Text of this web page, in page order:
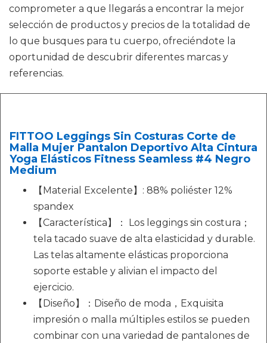
comprometer a que llegarás a encontrar la mejor
selección de productos y precios de la totalidad de
lo que busques para tu cuerpo, ofreciéndote la
oportunidad de descubrir diferentes marcas y
referencias.
FITTOO Leggings Sin Costuras Corte de
Malla Mujer Pantalon Deportivo Alta Cintura
Yoga Elásticos Fitness Seamless #4 Negro
Medium
【Material Excelente】: 88% poliéster 12%
spandex
【Característica】： Los leggings sin costura；
tela tacado suave de alta elasticidad y durable.
Las telas altamente elásticas proporciona
soporte estable y alivian el impacto del
ejercicio.
【Diseño】：Diseño de moda，Exquisita
impresión o malla múltiples estilos se pueden
combinar con una variedad de pantalones de